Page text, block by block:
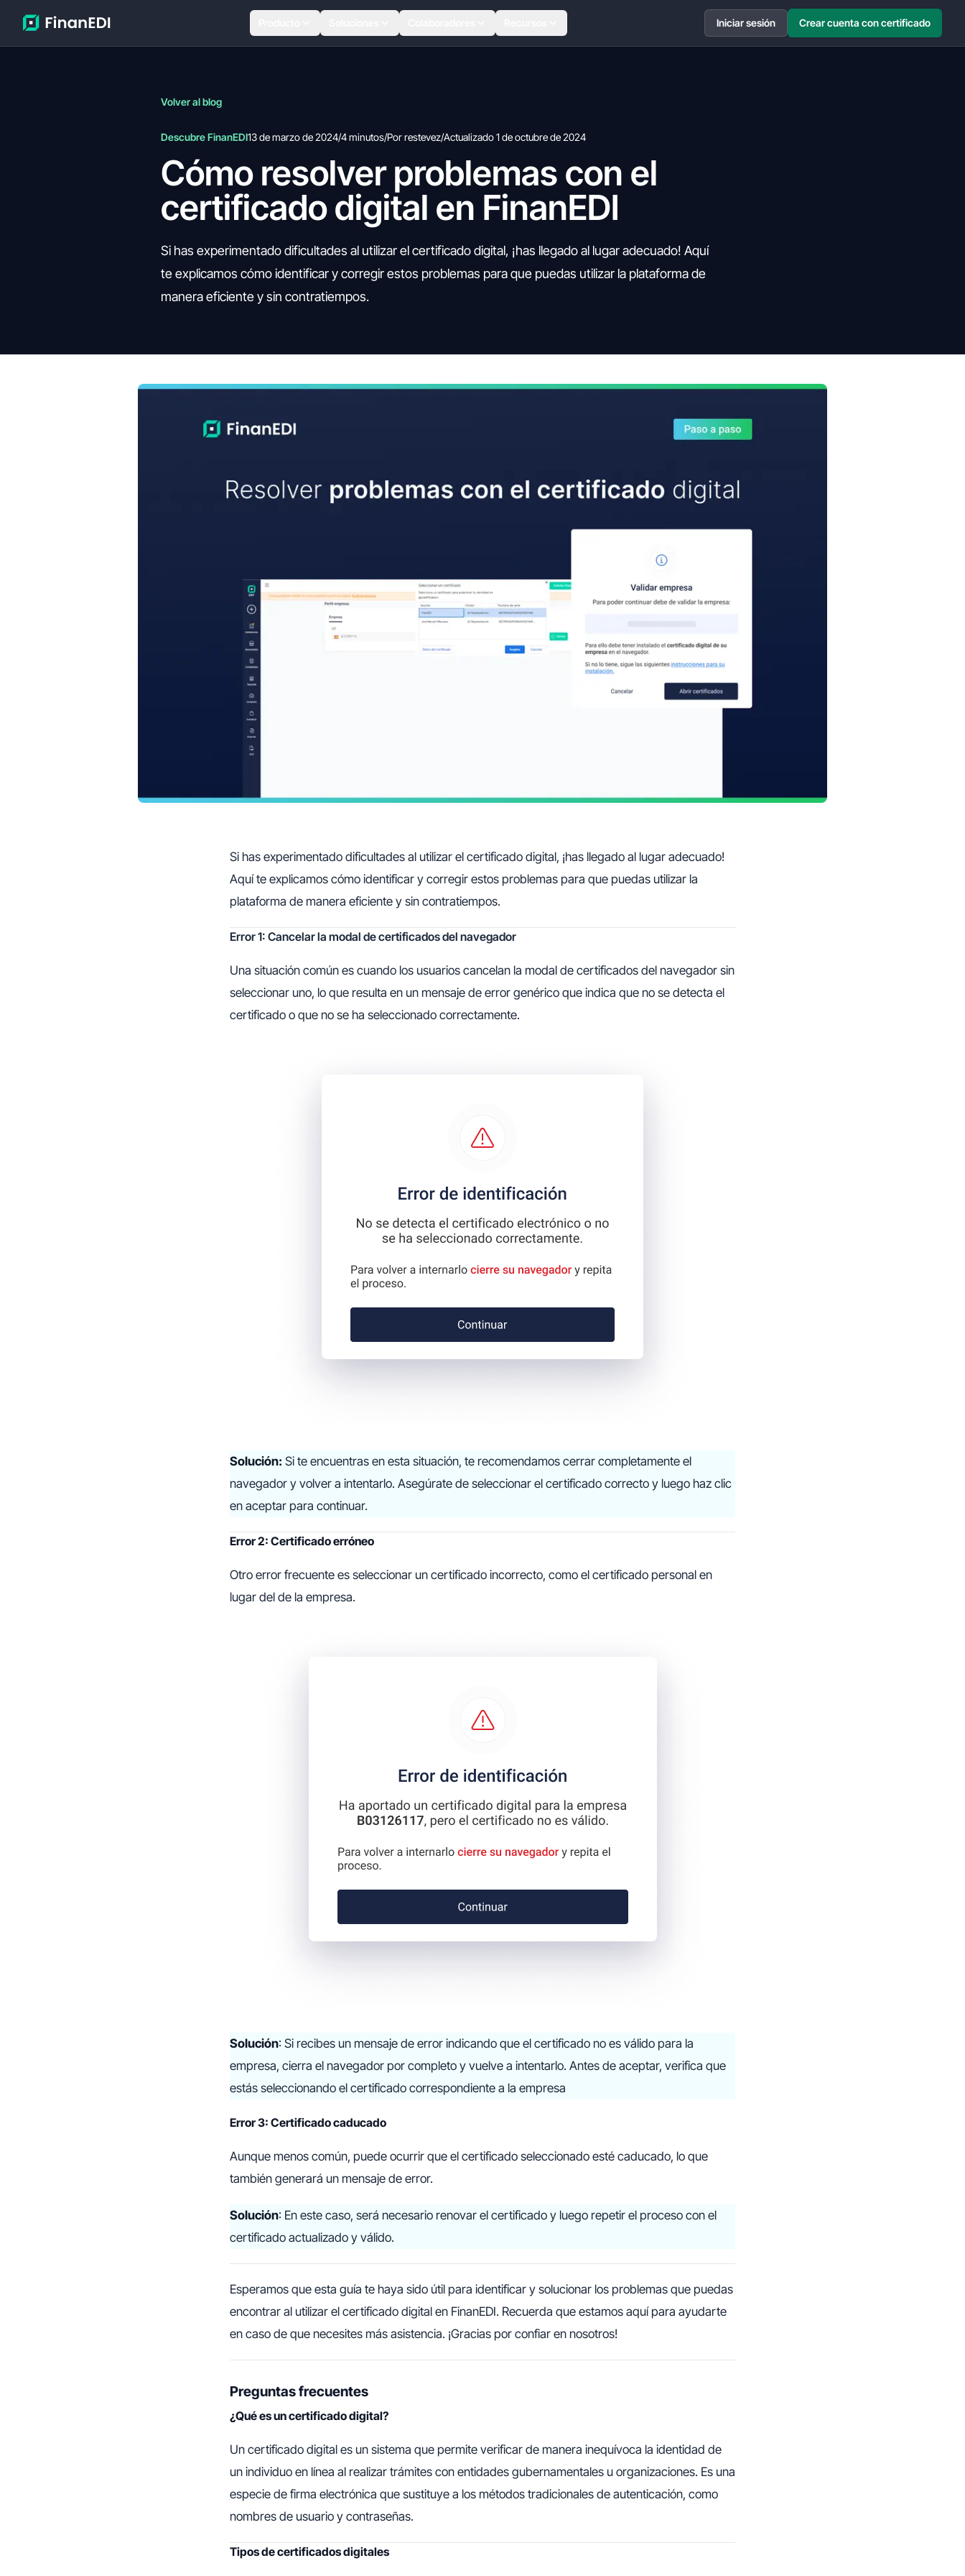
Iniciar sesión Crear cuenta con certificado
Volver al blog
Descubre FinanEDI13 de marzo de 2024/4 minutos/Por restevez/Actualizado 1 de octubre de 2024
Cómo resolver problemas con el
certificado digital en FinanEDI
Si has experimentado dificultades al utilizar el certificado digital, ¡has llegado al lugar adecuado! Aquí
te explicamos cómo identificar y corregir estos problemas para que puedas utilizar la plataforma de
manera eficiente y sin contratiempos.
Si has experimentado dificultades al utilizar el certificado digital, ¡has llegado al lugar adecuado!
Aquí te explicamos cómo identificar y corregir estos problemas para que puedas utilizar la
plataforma de manera eficiente y sin contratiempos.
Error 1: Cancelar la modal de certificados del navegador
Una situación común es cuando los usuarios cancelan la modal de certificados del navegador sin
seleccionar uno, lo que resulta en un mensaje de error genérico que indica que no se detecta el
certificado o que no se ha seleccionado correctamente.
Solución: Si te encuentras en esta situación, te recomendamos cerrar completamente el
navegador y volver a intentarlo. Asegúrate de seleccionar el certificado correcto y luego haz clic
en aceptar para continuar.
Error 2: Certificado erróneo
Otro error frecuente es seleccionar un certificado incorrecto, como el certificado personal en
lugar del de la empresa.
Solución: Si recibes un mensaje de error indicando que el certificado no es válido para la
empresa, cierra el navegador por completo y vuelve a intentarlo. Antes de aceptar, verifica que
estás seleccionando el certificado correspondiente a la empresa
Error 3: Certificado caducado
Aunque menos común, puede ocurrir que el certificado seleccionado esté caducado, lo que
también generará un mensaje de error.
Solución: En este caso, será necesario renovar el certificado y luego repetir el proceso con el
certificado actualizado y válido.
Esperamos que esta guía te haya sido útil para identificar y solucionar los problemas que puedas
encontrar al utilizar el certificado digital en FinanEDI. Recuerda que estamos aquí para ayudarte
en caso de que necesites más asistencia. ¡Gracias por confiar en nosotros!
Preguntas frecuentes
¿Qué es un certificado digital?
Un certificado digital es un sistema que permite verificar de manera inequívoca la identidad de
un individuo en línea al realizar trámites con entidades gubernamentales u organizaciones. Es una
especie de firma electrónica que sustituye a los métodos tradicionales de autenticación, como
nombres de usuario y contraseñas.
Tipos de certificados digitales